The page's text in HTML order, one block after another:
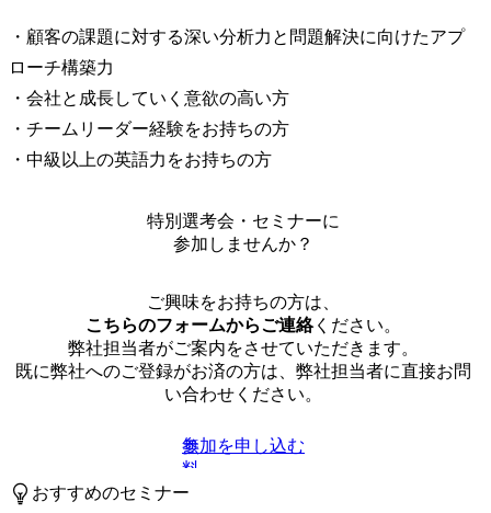
・顧客の課題に対する深い分析力と問題解決に向けたアプ
ローチ構築力
・会社と成長していく意欲の高い方
・チームリーダー経験をお持ちの方
・中級以上の英語力をお持ちの方
特別選考会・セミナーに
参加しませんか？
ご興味をお持ちの方は、
こちらのフォームからご連絡ください。
弊社担当者がご案内をさせていただきます。
既に弊社へのご登録がお済の方は、弊社担当者に直接お問
い合わせください。
無
料
参加を申し込む
おすすめのセミナー